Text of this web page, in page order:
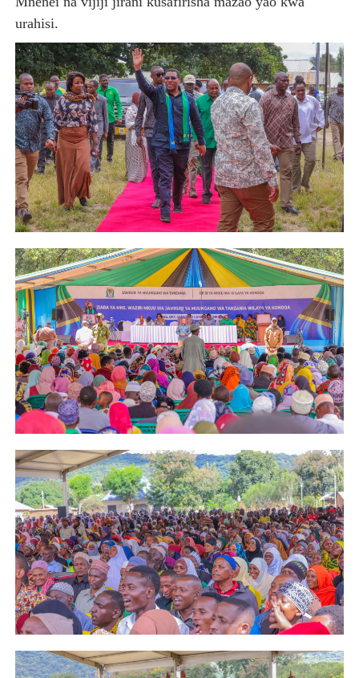
urahisi.